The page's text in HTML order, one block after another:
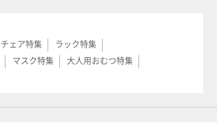
チェア特集
ラック特集
マスク特集
大人用おむつ特集